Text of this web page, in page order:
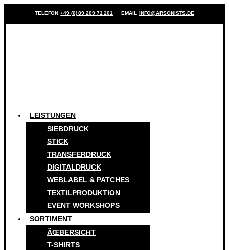
TELEFON +49 (0) 89 209 71 201 EMAIL INFO@ARSONISTS.DE
LEISTUNGEN
SIEBDRUCK
STICK
TRANSFERDRUCK
DIGITALDRUCK
WEBLABEL & PATCHES
TEXTILPRODUKTION
EVENT WORKSHOPS
SORTIMENT
ÃŒBERSICHT
T-SHIRTS